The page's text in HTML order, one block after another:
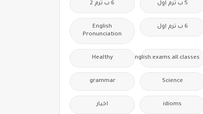
5 ب ترم اول 6 ب ترم 2
6 ب ترم اول
English
Pronunciation
Free.English.exams.all.classes
Healthy
Science
grammar
idioms اخبار